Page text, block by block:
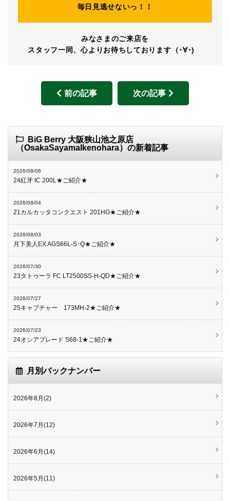
毎日見逃せないっ！！
みなさまのご来店を
スタッフ一同、心よりお待ちしております（･∀･)ゝ
前の記事 次の記事
BiG Berry 大阪狭山池之原店
（OsakaSayamaIkenohara）の新着記事
2026/08/06
24紅牙 IC 200L★ご紹介★
2026/08/04
21カルカッタコンクエスト 201HG★ご紹介★
2026/08/03
月下美人EX AGS66L-S･Q★ご紹介★
2026/07/30
23タトゥーラ FC LT2500SS-H-QD★ご紹介★
2026/07/27
25キャプチャー 173MH-2★ご紹介★
2026/07/23
24オシアブレード S68-1★ご紹介★
月別バックナンバー
2026年8月(2)
2026年7月(12)
2026年6月(14)
2026年5月(11)